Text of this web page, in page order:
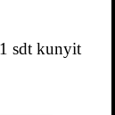
sdt kunyit